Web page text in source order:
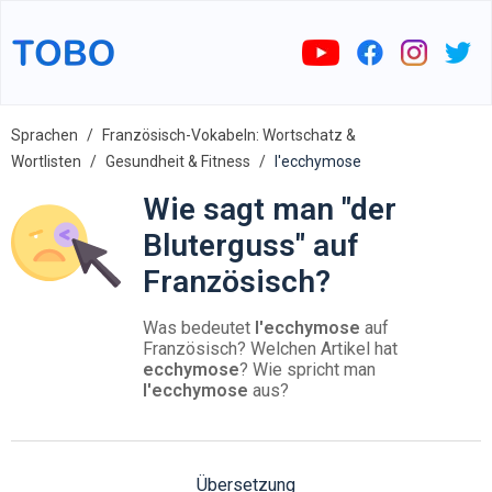
Sprachen
Französisch-Vokabeln: Wortschatz &
Wortlisten
Gesundheit & Fitness l'ecchymose
Wie sagt man "der
Bluterguss" auf
Französisch?
Was bedeutet l'ecchymose auf
Französisch? Welchen Artikel hat
ecchymose? Wie spricht man
l'ecchymose aus?
Übersetzung